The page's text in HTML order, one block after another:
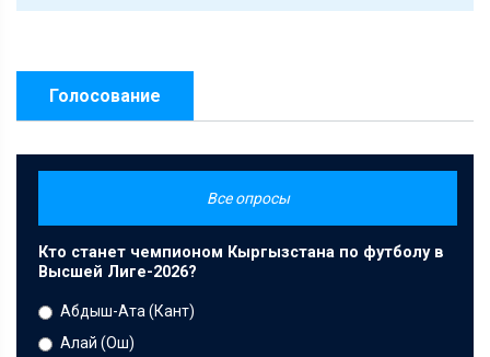
Голосование
Все опросы
Кто станет чемпионом Кыргызстана по футболу в
Высшей Лиге-2026?
Абдыш-Ата (Кант)
Алай (Ош)